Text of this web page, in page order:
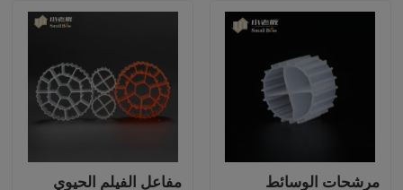
مدونة
اطلب اقتباس
الوسائط المرشحة MBBR
MBBR بيو ميديا
مرشحات الوسائط مفاعل الفيلم الحيوي